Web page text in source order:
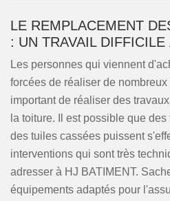
LE REMPLACEMENT
: UN TRAVAIL DIFFICILE
Les personnes qui viennent
forcées de réaliser de
important de réaliser des
la toiture. Il est possible que
des tuiles cassées puissent
interventions qui sont très
adresser à HJ BATIMENT.
équipements adaptés pour